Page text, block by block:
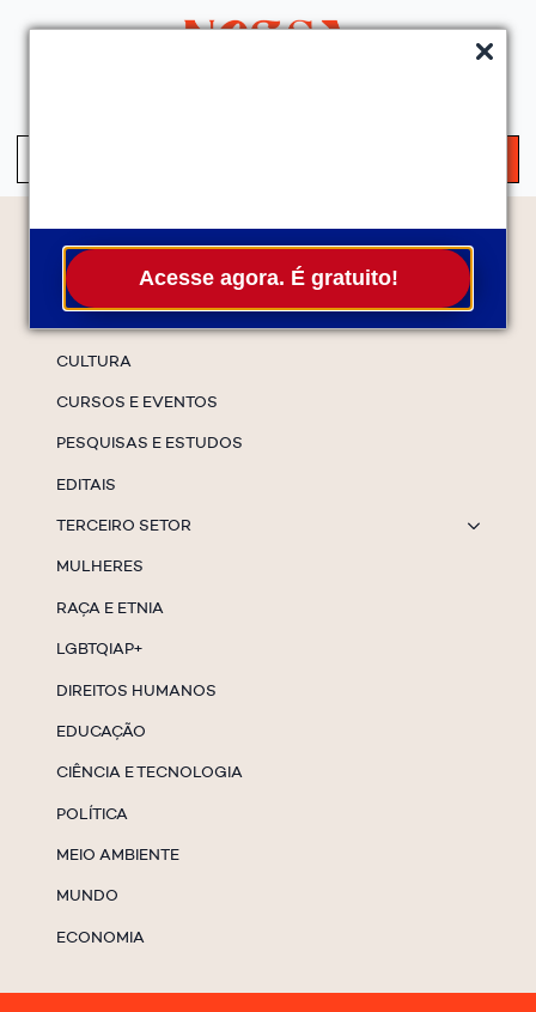
Acesse agora. É gratuito!
Temas
CULTURA
CURSOS E EVENTOS
PESQUISAS E ESTUDOS
EDITAIS
TERCEIRO SETOR
MULHERES
RAÇA E ETNIA
LGBTQIAP+
DIREITOS HUMANOS
EDUCAÇÃO
CIÊNCIA E TECNOLOGIA
POLÍTICA
MEIO AMBIENTE
MUNDO
ECONOMIA